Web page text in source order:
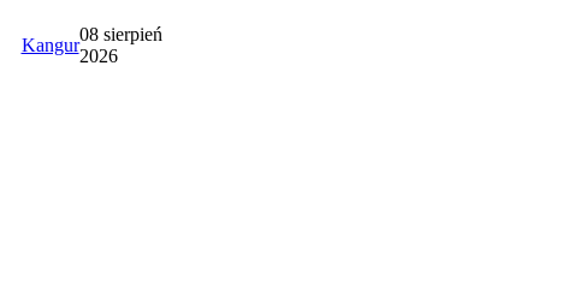
Kangur
08 sierpień
2026